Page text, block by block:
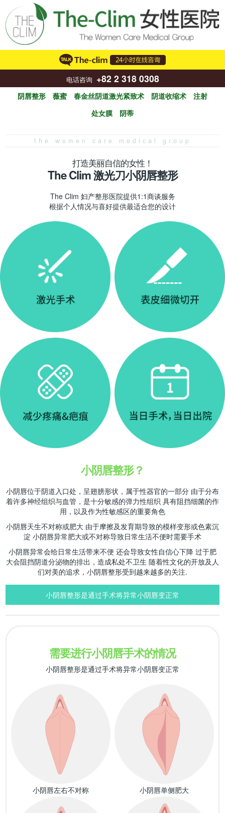
电话咨询 +82 2 318 0308
阴唇整形 薇蜜 春金丝阴道激光紧致术 阴道收缩术
注射
处女膜
阴蒂
the women care medical group
打造美丽自信的女性！
The Clim 激光刀小阴唇整形
The Clim 妇产整形医院提供1:1商谈服务
根据个人情况与喜好提供最适合您的设计
小阴唇整形？
小阴唇位于阴道入口处，呈翅膀形状，属于性器官的一部分 由于分布
着许多神经组织与血管，是十分敏感的弹力性组织 具有阻挡细菌的作
用，以及作为性敏感区的重要角色
小阴唇天生不对称或肥大 由于摩擦及发育期导致的模样变形或色素沉
淀 小阴唇异常肥大或不对称导致日常生活不便时需要手术
小阴唇异常会给日常生活带来不便 还会导致女性自信心下降 过于肥
大会阻挡阴道分泌物的排出，造成私处不卫生 随着性文化的开放及人
们对美的追求，小阴唇整形受到越来越多的关注.
小阴唇整形是通过手术将异常小阴唇变正常
需要进行小阴唇手术的情况
小阴唇整形是通过手术将异常小阴唇变正常
小阴唇左右不对称 小阴唇单侧肥大